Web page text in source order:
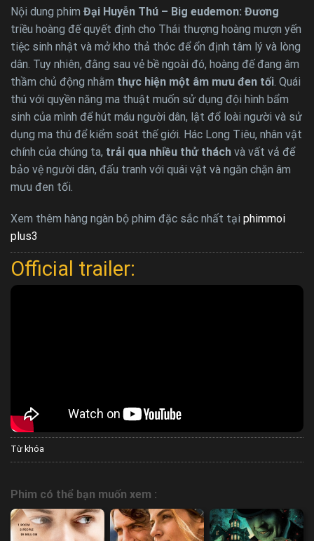
Nội dung phim Đại Huyễn Thú – Big eudemon: Đương
triều hoàng đế quyết định cho Thái thượng hoàng mượn yến
tiệc sinh nhật và mở kho thả thóc để ổn định tâm lý và lòng
dân. Tuy nhiên, đằng sau vẻ bề ngoài đó, hoàng đế đang âm
thầm chủ động nhằm thực hiện một âm mưu đen tối . Quái
thú với quyền năng ma thuật muốn sử dụng đội hình bẩm
sinh của mình để hút máu người dân, lật đổ loài người và sử
dụng ma thú để kiểm soát thế giới. Hác Long Tiêu, nhân vật
chính của chúng ta, trải qua nhiều thử thách và vất vả để
bảo vệ người dân, đấu tranh với quái vật và ngăn chặn âm
mưu đen tối.
Xem thêm hàng ngàn bộ phim đặc sắc nhất tại phimmoi
plus3
Official trailer:
Từ khóa
Phim có thể bạn muốn xem :